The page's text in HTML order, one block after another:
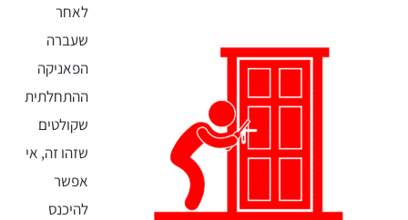
לאחר
שעברה
הפאניקה
ההתחלתית
שקולטים
שזהו זה, אי
אפשר
להיכנס